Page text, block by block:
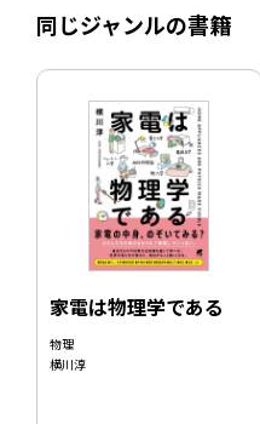
同じジャンルの書籍
家電は物理学である
物理
横川淳